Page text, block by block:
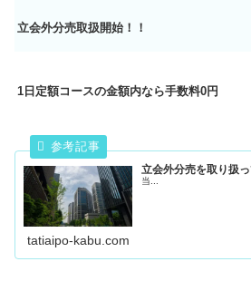
立会外分売取扱開始！！
1日定額コースの金額内なら手数料0円
立会外分売を取り扱
当...
tatiaipo-kabu.com